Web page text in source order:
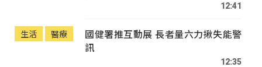
12:41
生活 醫療
國健署推互動展 長者量六力揪失能警
訊
12:35